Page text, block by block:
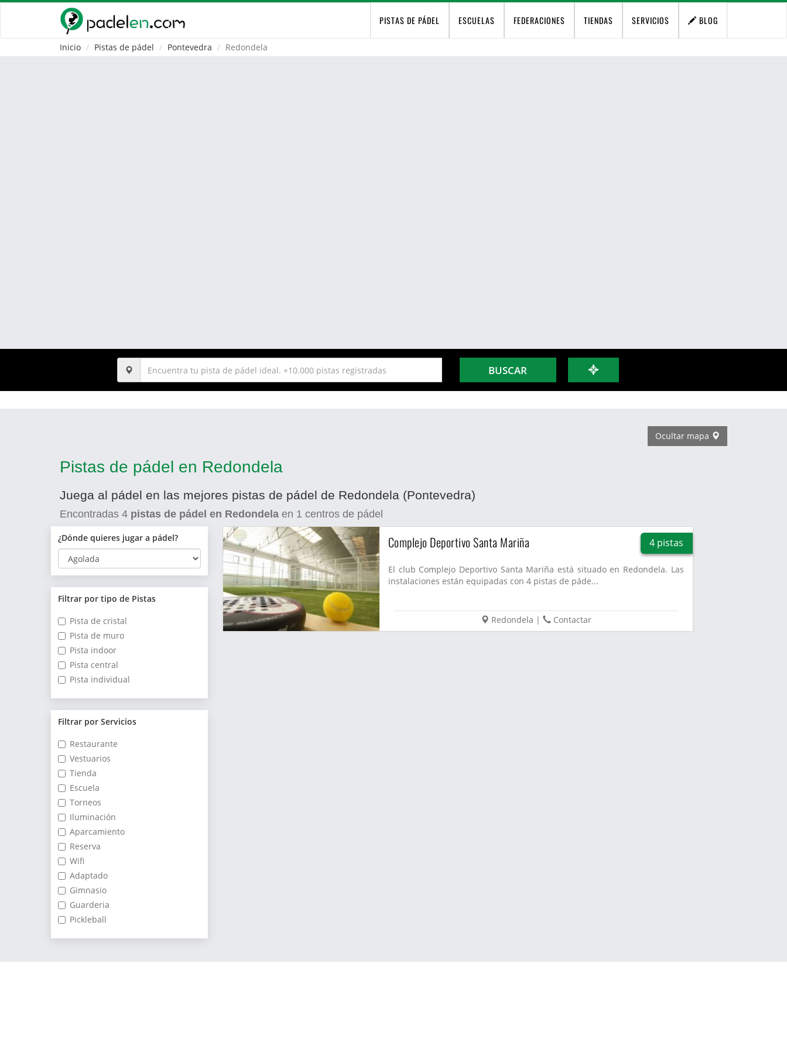
PISTAS DE PÁDEL ESCUELAS FEDERACIONES TIENDAS SERVICIOS BLOG
Inicio Pistas de pádel Pontevedra Redondela
BUSCAR
Ocultar mapa
Pistas de pádel en Redondela
Juega al pádel en las mejores pistas de pádel de Redondela (Pontevedra)
Encontradas 4 pistas de pádel en Redondela en 1 centros de pádel
¿Dónde quieres jugar a pádel?
Filtrar por tipo de Pistas
Pista de cristal
Pista de muro
Pista indoor
Pista central
Pista individual
Filtrar por Servicios
Restaurante
Vestuarios
Tienda
Escuela
Torneos
Iluminación
Aparcamiento
Reserva
Wifi
Adaptado
Gimnasio
Guarderia
Pickleball
Complejo Deportivo Santa Mariña 4 pistas
El club Complejo Deportivo Santa Mariña está situado en Redondela. Las
instalaciones están equipadas con 4 pistas de páde...
Redondela | Contactar